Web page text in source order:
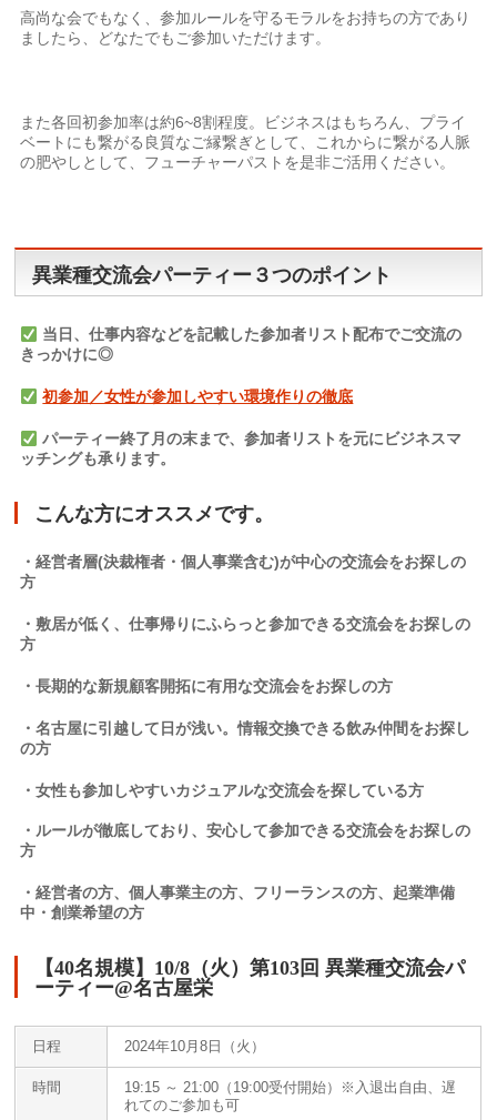
高尚な会でもなく、参加ルールを守るモラルをお持ちの方であり
ましたら、どなたでもご参加いただけます。
また各回初参加率は約6~8割程度。ビジネスはもちろん、プライ
ベートにも繋がる良質なご縁繋ぎとして、これからに繋がる人脈
の肥やしとして、フューチャーパストを是非ご活用ください。
異業種交流会パーティー３つのポイント
当日、仕事内容などを記載した参加者リスト配布でご交流の
きっかけに◎
初参加／女性が参加しやすい環境作りの徹底
パーティー終了月の末まで、参加者リストを元にビジネスマ
ッチングも承ります。
こんな方にオススメです。
・経営者層(決裁権者・個人事業含む)が中心の交流会をお探しの
方
・敷居が低く、仕事帰りにふらっと参加できる交流会をお探しの
方
・長期的な新規顧客開拓に有用な交流会をお探しの方
・名古屋に引越して日が浅い。情報交換できる飲み仲間をお探し
の方
・女性も参加しやすいカジュアルな交流会を探している方
・ルールが徹底しており、安心して参加できる交流会をお探しの
方
・経営者の方、個人事業主の方、フリーランスの方、起業準備
中・創業希望の方
【40名規模】10/8（火）第103回 異業種交流会パ
ーティー@名古屋栄
日程 2024年10月8日（火）
時間
19:15 ～ 21:00（19:00受付開始）※入退出自由、遅
れてのご参加も可